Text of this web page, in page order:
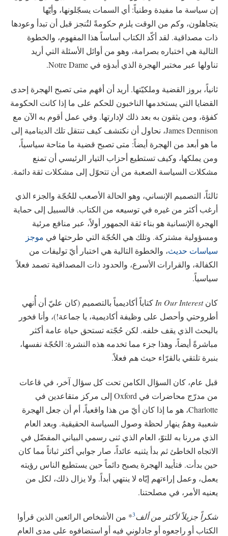
إن سياسة ما مفيدة وطنياً: أي السمات يسجّلونها، وأيّها
يتجاهلون، وكم من الوقت يلزم حكومةً لتُنجز قبل أن تبدأ وعودها
ذات مصداقية. لقد أكّد الكتاب أساساً هذا المفهوم، والخطوة
التالية هي اختباره بصرامة، وهو من أوائل الأسئلة التي أريد
تناولها عبر مختبر الهجرة الذي أبدؤه في Notre Dame.
ثانياً، بروز القضية وملكيّتها. أريد أن أفهم متى تصبح الهجرة إحدى
القضايا التي يستخدمها الناخبون للحكم على ما إذا كانت الحكومة
كفؤة، ومن يثقون به بعد ذلك لإدارتها. وفي عمل أقوم به الآن مع
James Dennison، نحاول أن نكتشف كيف تنتقل تلك الدينامية إلى
ما هو أبعد من الهجرة أيضاً: متى تصبح قضية ما متاحة سياسياً،
ومن يملكها، وكيف تستطيع أحزاب التيار الرئيسي أن تمنع
مشكلات السياسة الصعبة من أن تتحوّل إلى مشكلات ثقة دائمة.
ثالثاً، التصميم الإنساني، وهو الحالة الأصعب للحُجّة والجزء الذي
أرغب أكثر من غيره في توسيعه من الكتاب. فالسبيل إلى حماية
الهجرة الإنسانية هو بناء ثقة الجمهور أولاً، عبر منافع مرئية
ومسؤولية مشتركة. وتلك هي الحُجّة التي طرحتها في موجز
سياسات حديث، والخطوة التالية هي اختبار أيّ توليفات من
الكفالة، والقرارات الأسرع، والحدود ذات المصداقية تصمد فعلاً
سياسياً.
كانIn Our Interestكتاباً أكاديمياً بالتصميم (كان عليّ أن أُنهي
أطروحتي وأحصل على وظيفة أكاديمية، يا جماعة!)، وأنا فخور
بالبحث الذي يقف خلفه. لكن حُجّته تستحق حياة عامة أكثر
مباشرةً أيضاً، وهذا جزء مما تخدمه هذه النشرة: الحُجّة نفسها،
بنبرة تلتقي بالقرّاء حيث هم فعلاً.
قبل عام، كان السؤال الكامن تحت كل سؤال آخر، في قاعات
من مدرّج محاضرات في Oxford إلى مركز متقاعدين في
Charlotte، هو ما إذا كان أيّ من هذا واقعياً، أم أن جعل الهجرة
شعبية وهمٌ ينهار لحظة وصول السياسة الحقيقية. وبعد العام
الذي مررنا به للتوّ، العام الذي ثنى رسمي البياني المفضّل في
الاتجاه الخاطئ ثم بدأ يثنيه عائداً، صار جوابي أكثر ثباتاً مما كان
حين بدأت. فتأييد الهجرة يصبح دائماً حين يستطيع الناس رؤيته
يعمل، وعمل إراءتهم إيّاه لا ينتهي أبداً. ولا يزال ذلك، لكل من
يعنيه الأمر، في مصلحتنا.
شكراً جزيلاً لأكثر من ألف3* من الأشخاص الرائعين الذين قرأوا
الكتاب أو راجعوه أو جادلوني فيه أو استضافوه على مدى العام